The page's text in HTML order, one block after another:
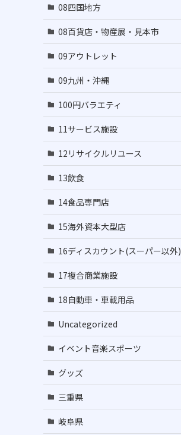
08四国地方
08百貨店・物産展・見本市
09アウトレット
09九州・沖縄
100円バラエティ
11サービス施設
12リサイクルリユース
13飲食
14食品専門店
15海外資本大型店
16ディスカウント(スーパー以外)
17複合商業施設
18自動車・車載用品
Uncategorized
イベント音楽スポーツ
グッズ
三重県
岐阜県